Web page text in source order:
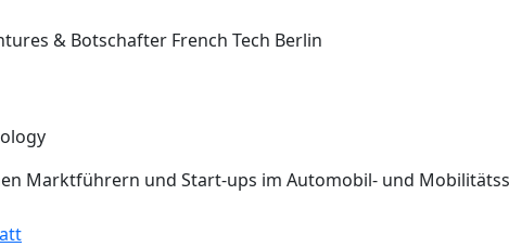
& Botschafter French Tech Berlin
Marktführern und Start-ups im Automobil- und